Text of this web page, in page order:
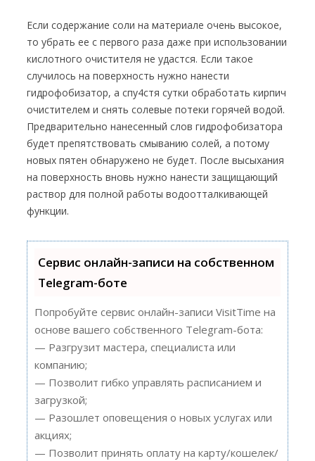
Если содержание соли на материале очень высокое,
то убрать ее с первого раза даже при использовании
кислотного очистителя не удастся. Если такое
случилось на поверхность нужно нанести
гидрофобизатор, а спу4стя сутки обработать кирпич
очистителем и снять солевые потеки горячей водой.
Предварительно нанесенный слов гидрофобизатора
будет препятствовать смыванию солей, а потому
новых пятен обнаружено не будет. После высыхания
на поверхность вновь нужно нанести защищающий
раствор для полной работы водоотталкивающей
функции.
Сервис онлайн-записи на собственном
Telegram-боте
Попробуйте сервис онлайн-записи VisitTime на
основе вашего собственного Telegram-бота:
— Разгрузит мастера, специалиста или
компанию;
— Позволит гибко управлять расписанием и
загрузкой;
— Разошлет оповещения о новых услугах или
акциях;
— Позволит принять оплату на карту/кошелек/